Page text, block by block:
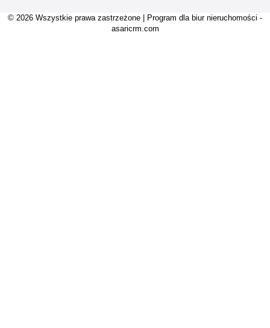
© 2026 Wszystkie prawa zastrzeżone | Program dla biur nieruchomości -
asaricrm.com